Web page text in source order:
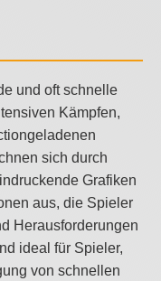
und oft schnelle
Kämpfen,
sich durch
Grafiken
aus, die Spieler
Herausforderungen
ideal für Spieler,
von schnellen